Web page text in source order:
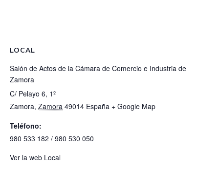
LOCAL
Salón de Actos de la Cámara de Comercio e Industria de
Zamora
C/ Pelayo 6, 1º
Zamora, Zamora 49014 España + Google Map
Teléfono:
980 533 182 / 980 530 050
Ver la web Local